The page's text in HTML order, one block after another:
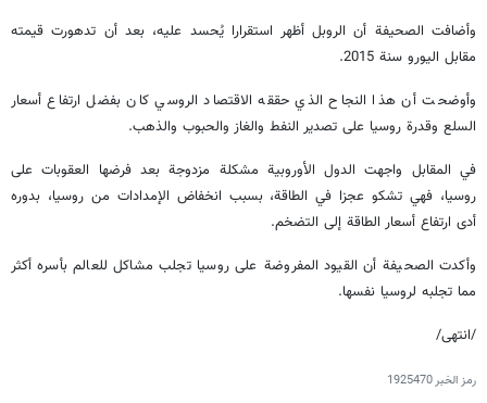
وأضافت الصحيفة أن الروبل أظهر استقرارا يُحسد عليه، بعد أن تدهورت قيمته
مقابل اليورو سنة 2015.
وأوضحت أن هذا النجاح الذي حققه الاقتصاد الروسي كان بفضل ارتفاع أسعار
السلع وقدرة روسيا على تصدير النفط والغاز والحبوب والذهب.
في المقابل واجهت الدول الأوروبية مشكلة مزدوجة بعد فرضها العقوبات على
روسيا، فهي تشكو عجزا في الطاقة، بسبب انخفاض الإمدادات من روسيا، بدوره
أدى ارتفاع أسعار الطاقة إلى التضخم.
وأكدت الصحيفة أن القيود المفروضة على روسيا تجلب مشاكل للعالم بأسره أكثر
مما تجلبه لروسيا نفسها.
/انتهى/
رمز الخبر1925470